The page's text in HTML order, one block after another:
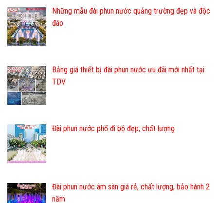
Những mẫu đài phun nước quảng trường đẹp và độc
đáo
Bảng giá thiết bị đài phun nước ưu đãi mới nhất tại
TDV
Đài phun nước phố đi bộ đẹp, chất lượng
Đài phun nước âm sàn giá rẻ, chất lượng, bảo hành 2
năm